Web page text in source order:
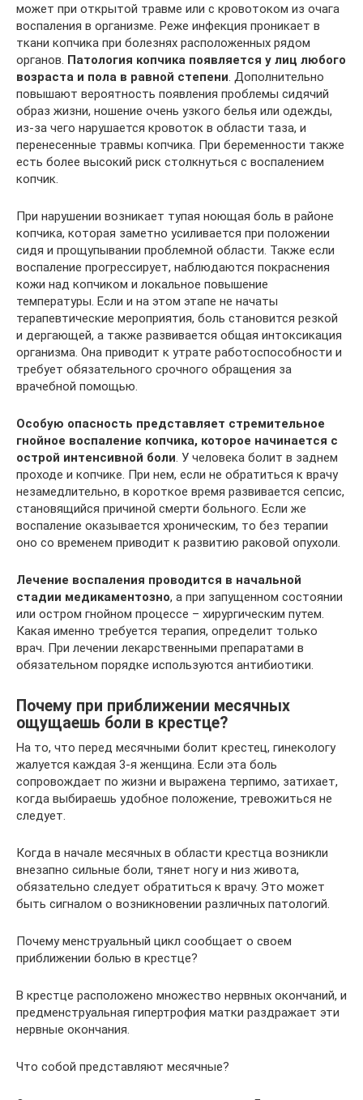
может при открытой травме или с кровотоком из очага
воспаления в организме. Реже инфекция проникает в
ткани копчика при болезнях расположенных рядом
органов. Патология копчика появляется у лиц любого
возраста и пола в равной степени. Дополнительно
повышают вероятность появления проблемы сидячий
образ жизни, ношение очень узкого белья или одежды,
из-за чего нарушается кровоток в области таза, и
перенесенные травмы копчика. При беременности также
есть более высокий риск столкнуться с воспалением
копчик.
При нарушении возникает тупая ноющая боль в районе
копчика, которая заметно усиливается при положении
сидя и прощупывании проблемной области. Также если
воспаление прогрессирует, наблюдаются покраснения
кожи над копчиком и локальное повышение
температуры. Если и на этом этапе не начаты
терапевтические мероприятия, боль становится резкой
и дергающей, а также развивается общая интоксикация
организма. Она приводит к утрате работоспособности и
требует обязательного срочного обращения за
врачебной помощью.
Особую опасность представляет стремительное
гнойное воспаление копчика, которое начинается с
острой интенсивной боли. У человека болит в заднем
проходе и копчике. При нем, если не обратиться к врачу
незамедлительно, в короткое время развивается сепсис,
становящийся причиной смерти больного. Если же
воспаление оказывается хроническим, то без терапии
оно со временем приводит к развитию раковой опухоли.
Лечение воспаления проводится в начальной
стадии медикаментозно, а при запущенном состоянии
или остром гнойном процессе – хирургическим путем.
Какая именно требуется терапия, определит только
врач. При лечении лекарственными препаратами в
обязательном порядке используются антибиотики.
Почему при приближении месячных
ощущаешь боли в крестце?
На то, что перед месячными болит крестец, гинекологу
жалуется каждая 3-я женщина. Если эта боль
сопровождает по жизни и выражена терпимо, затихает,
когда выбираешь удобное положение, тревожиться не
следует.
Когда в начале месячных в области крестца возникли
внезапно сильные боли, тянет ногу и низ живота,
обязательно следует обратиться к врачу. Это может
быть сигналом о возникновении различных патологий.
Почему менструальный цикл сообщает о своем
приближении болью в крестце?
В крестце расположено множество нервных окончаний, и
предменструальная гипертрофия матки раздражает эти
нервные окончания.
Что собой представляют месячные?